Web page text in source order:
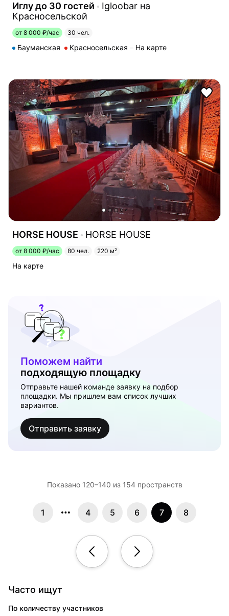
Иглу до 30 гостей
Igloobar на
Красносельской
от 8 000 ₽/час 30 чел.
Бауманская Красносельская На карте
HORSE HOUSE HORSE HOUSE
от 8 000 ₽/час 80 чел. 220 м²
На карте
Поможем найти
подходящую площадку
Отправьте нашей команде заявку на подбор
площадки. Мы пришлем вам список лучших
вариантов.
Отправить заявку
Показано 120–140 из 154 пространств
1 4 5 6 7 8
Часто ищут
По количеству участников